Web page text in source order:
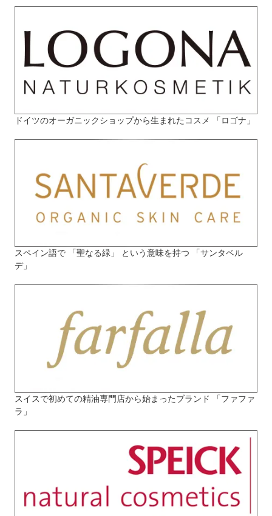
ドイツのオーガニックショップから生まれたコスメ 「ロゴナ」
スペイン語で 「聖なる緑」 という意味を持つ 「サンタベル
デ」
スイスで初めての精油専門店から始まったブランド 「ファファ
ラ」